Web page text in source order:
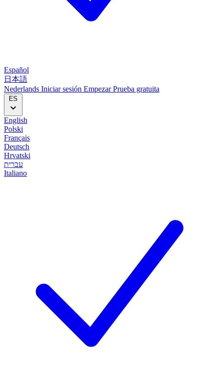
Español
日本語
Nederlands Iniciar sesión EmpezarPrueba gratuita
ES
English
Polski
Français
Deutsch
Hrvatski
עברית
Italiano